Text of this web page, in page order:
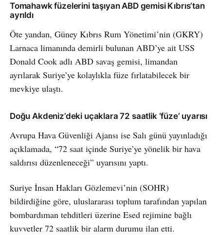
Tomahawk füzelerini taşıyan ABD gemisi Kıbrıs’tan
ayrıldı
Öte yandan, Güney Kıbrıs Rum Yönetimi’nin (GKRY)
Larnaca limanında demirli bulunan ABD’ye ait USS
Donald Cook adlı ABD savaş gemisi, limandan
ayrılarak Suriye’ye kolaylıkla füze fırlatabilecek bir
mevkiye ulaştı.
Doğu Akdeniz’deki uçaklara 72 saatlik ‘füze’ uyarısı
Avrupa Hava Güvenliği Ajansı ise Salı günü yayınladığı
açıklamada, “72 saat içinde Suriye’ye yönelik bir hava
saldırısı düzenleneceği” uyarısını yaptı.
Suriye İnsan Hakları Gözlemevi’nin (SOHR)
bildirdiğine göre, uluslararası toplum tarafından yapılan
bombardıman tehditleri üzerine Esed rejimine bağlı
kuvvetler 72 saatlik bir alarm durumu ilan etti.